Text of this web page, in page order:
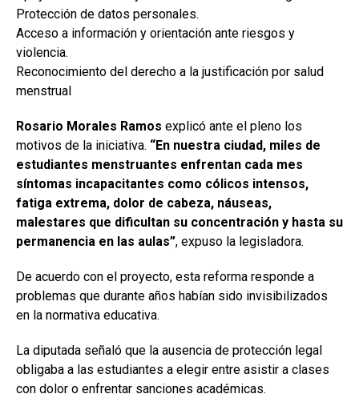
Protección de datos personales.
Acceso a información y orientación ante riesgos y
violencia.
Reconocimiento del derecho a la justificación por salud
menstrual
Rosario Morales Ramos explicó ante el pleno los
motivos de la iniciativa. “En nuestra ciudad, miles de
estudiantes menstruantes enfrentan cada mes
síntomas incapacitantes como cólicos intensos,
fatiga extrema, dolor de cabeza, náuseas,
malestares que dificultan su concentración y hasta su
permanencia en las aulas”, expuso la legisladora.
De acuerdo con el proyecto, esta reforma responde a
problemas que durante años habían sido invisibilizados
en la normativa educativa.
La diputada señaló que la ausencia de protección legal
obligaba a las estudiantes a elegir entre asistir a clases
con dolor o enfrentar sanciones académicas.